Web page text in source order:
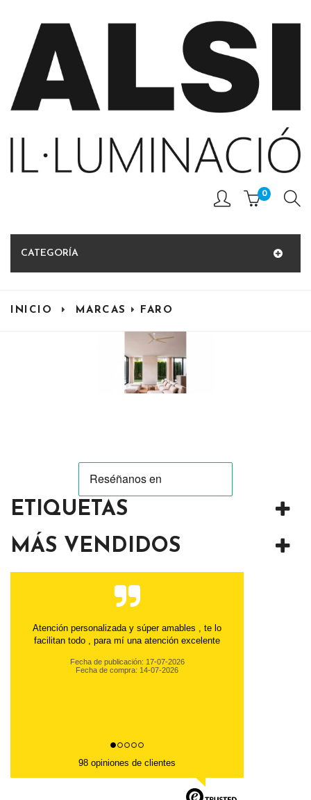
0
CATEGORÍA
INICIO MARCAS FARO
ETIQUETAS
MÁS VENDIDOS
Atención personalizada y súper amables , te lo
facilitan todo , para mí una atención excelente
Fecha de publicación: 17-07-2026
Fecha de compra: 14-07-2026
98 opiniones de clientes